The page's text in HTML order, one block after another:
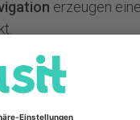
erzeugen
entsteht
Ein älterer
Wer ein neues